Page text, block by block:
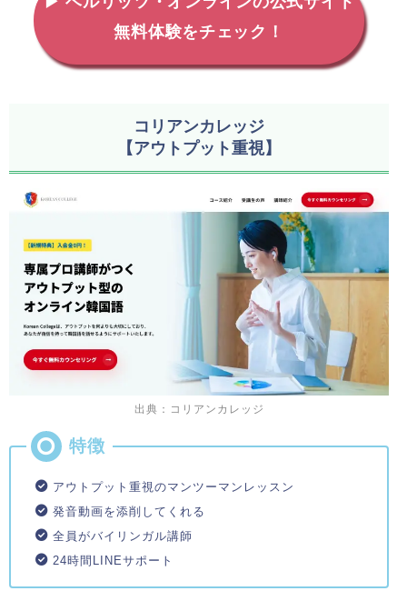
無料体験をチェック！
コリアンカレッジ
【アウトプット重視】
出典：コリアンカレッジ
アウトプット重視のマンツーマンレッスン
発音動画を添削してくれる
全員がバイリンガル講師
24時間LINEサポート